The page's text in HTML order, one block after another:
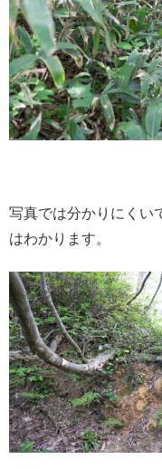
写真では分かりにくい
はわかります。